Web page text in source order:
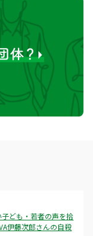
子ども・若者の声を拾
伊藤次郎さんの自殺